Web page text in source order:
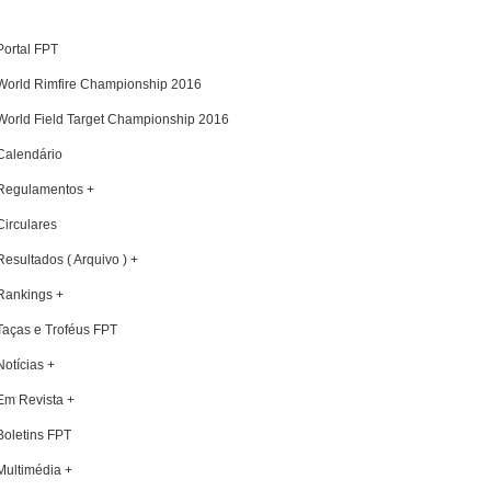
FPT
Rimfire Championship 2016
Field Target Championship 2016
+
( Arquivo ) +
+
e Troféus FPT
+
Revista +
FPT
+